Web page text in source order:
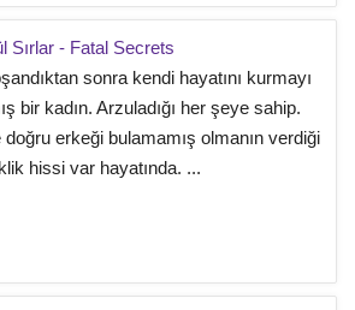
Sırlar - Fatal Secrets
sonra kendi hayatını kurmayı
bir kadın. Arzuladığı her şeye sahip.
doğru erkeği bulamamış olmanın verdiği
hissi var hayatında. ...